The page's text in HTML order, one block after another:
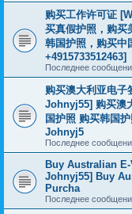
购买工作许可证
买真假护照，购买
韩国护照，购买中
+4915733512463]
Последнее
购买澳大利亚电子
Johnyj55] 购买澳
国护照 购买韩国
Johnyj5
Последнее
Buy Australian E-
Johnyj55] Buy
Purcha
Последнее